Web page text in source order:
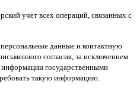
учет всех операций связанных с
данные и контактную
согласия за исключением
государственными
такую информацию